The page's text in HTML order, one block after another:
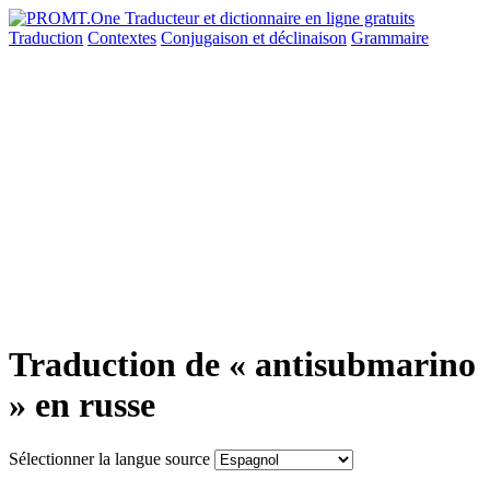
Traduction Contextes Conjugaison et déclinaison Grammaire
Traduction de « antisubmarino
» en russe
Sélectionner la langue source